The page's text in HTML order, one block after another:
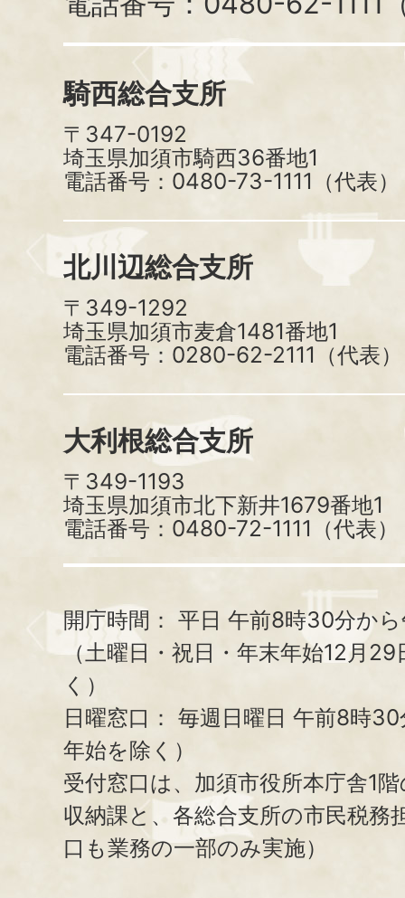
騎西総合支所
〒347-0192
埼玉県加須市騎西36番地1
電話番号：0480-73-1111（代表）
北川辺総合支所
〒349-1292
埼玉県加須市麦倉1481番地1
電話番号：0280-62-2111（代表）
大利根総合支所
〒349-1193
埼玉県加須市北下新井1679番地1
電話番号：0480-72-1111（代表）
開庁時間： 平日 午前8時30分か
（土曜日・祝日・年末年始12月
く）
日曜窓口： 毎週日曜日 午前8時
年始を除く）
受付窓口は、加須市役所本庁舎1
収納課と、 各総合支所の市民税務
口も業務の一部のみ実施）